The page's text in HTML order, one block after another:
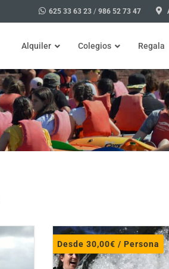
625 33 63 23 / 986 52 73 47
Alquiler Colegios
Bicicleta
Excursiones para colegios
Taller de ciencia divertida
Regala
Desde 30,00€ / Persona